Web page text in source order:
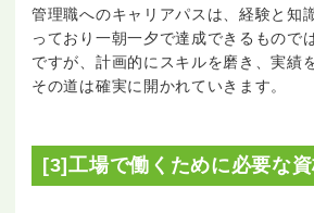
管理職へのキャリアパスは、経験と知
っており一朝一夕で達成できるもので
ですが、計画的にスキルを磨き、実績
その道は確実に開かれていきます。
[3]工場で働くために必要な